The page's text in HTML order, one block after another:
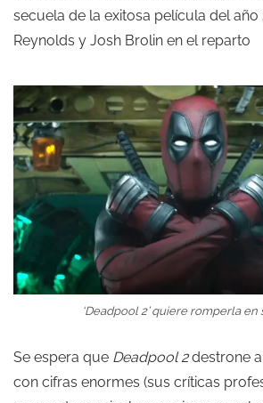
secuela de la exitosa película del año
Reynolds y Josh Brolin en el reparto
‘Deadpool 2’ quiere romperla en
Se espera que Deadpool 2destrone
con cifras enormes (sus críticas